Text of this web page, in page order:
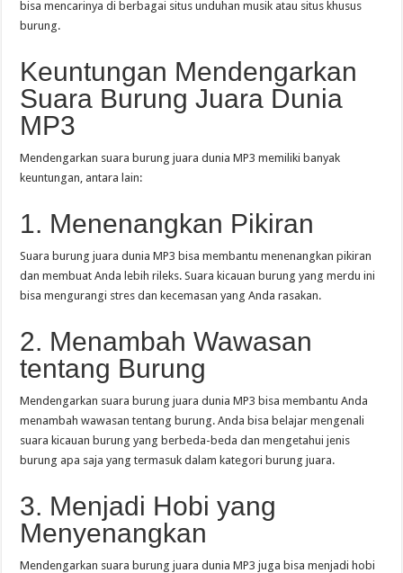
bisa mencarinya di berbagai situs unduhan musik atau situs khusus
burung.
Keuntungan Mendengarkan
Suara Burung Juara Dunia
MP3
Mendengarkan suara burung juara dunia MP3 memiliki banyak
keuntungan, antara lain:
1. Menenangkan Pikiran
Suara burung juara dunia MP3 bisa membantu menenangkan pikiran
dan membuat Anda lebih rileks. Suara kicauan burung yang merdu ini
bisa mengurangi stres dan kecemasan yang Anda rasakan.
2. Menambah Wawasan
tentang Burung
Mendengarkan suara burung juara dunia MP3 bisa membantu Anda
menambah wawasan tentang burung. Anda bisa belajar mengenali
suara kicauan burung yang berbeda-beda dan mengetahui jenis
burung apa saja yang termasuk dalam kategori burung juara.
3. Menjadi Hobi yang
Menyenangkan
Mendengarkan suara burung juara dunia MP3 juga bisa menjadi hobi